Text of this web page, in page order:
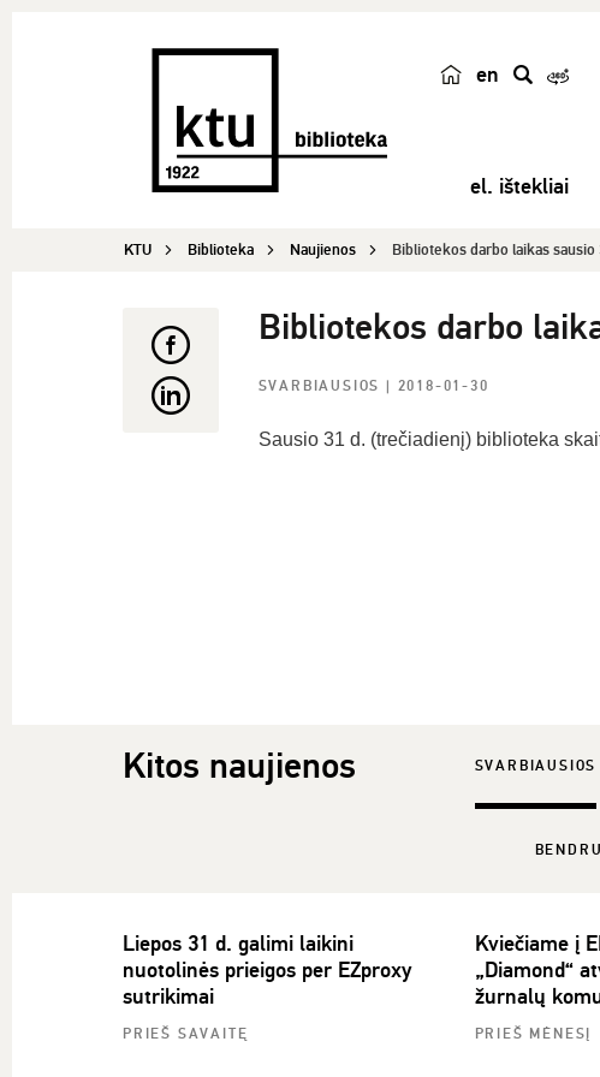
en
e
k
el. ištekliai
KTU Biblioteka Naujienos Bibliotekos darbo laikas sausio
Bibliotekos darbo
SVARBIAUSIOS | 2018-01-30
Sausio 31 d. (trečiadienį) biblioteka
Kitos naujienos SVARBIAUSIOS
Liepos 31 d. galimi laikini
nuotolinės prieigos per EZproxy
sutrikimai
PRIEŠ SAVAITĘ
Kviečiame į
„Diamond“
žurnalų
PRIEŠ MĖNESĮ